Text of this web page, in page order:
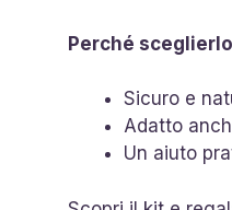
Perché sceglierlo
Sicuro e
Adatto
Un aiuto